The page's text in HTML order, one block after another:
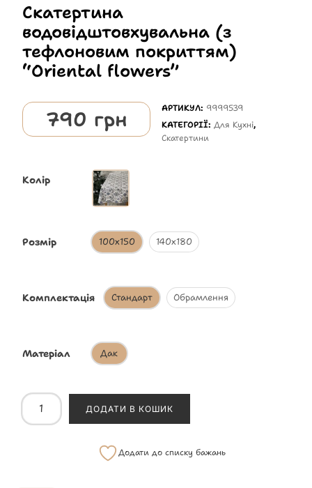
Скатертина
водовідштовхувальна (з
тефлоновим покриттям)
“Oriental flowers”
790 грн АРТИКУЛ: 9999539
КАТЕГОРІЇ:Для Кухні,
Скатертини
Колір
Розмір 100х150 140х180
Комплектація Стандарт Обрамлення
Матеріал Дак
ДОДАТИ В КОШИК
Додати до списку бажань